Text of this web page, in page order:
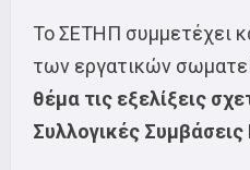
Το ΣΕΤΗΠ συμμετέχει
των εργατικών
θέμα τις εξελίξεις
Συλλογικές Συμβάσεις